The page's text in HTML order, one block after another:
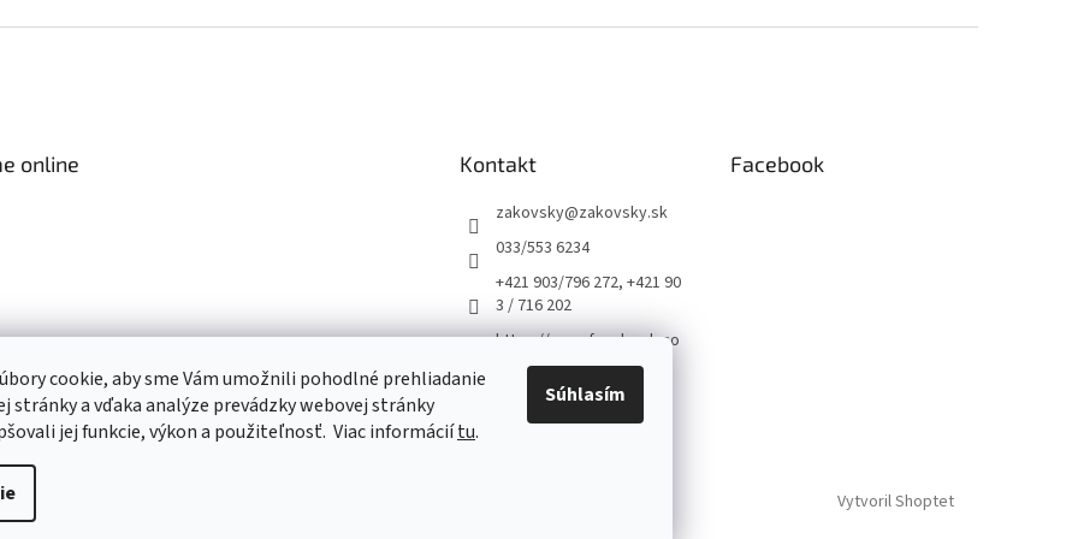
cookie, aby sme Vám umožnili pohodlné prehliadanie
stránky a vďaka analýze prevádzky webovej stránky
jej funkcie, výkon a použiteľnosť. Viac informáciítu.
Súhlasím
online
Kontakt
zakovsky@zakovsky.sk
033/553 6234
+421 903/796 272, +421 90
3 / 716 202
https://www.facebook.co
m/husqvarnatrnava
husqvarna_trnava_
Facebook
Vytvoril Shoptet